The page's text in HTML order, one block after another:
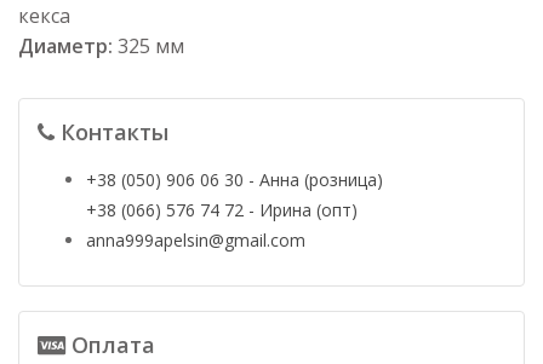
кекса
Диаметр: 325 мм
Контакты
+38 (050) 906 06 30 - Анна (розница)
+38 (066) 576 74 72 - Ирина (опт)
anna999apelsin@gmail.com
Оплата